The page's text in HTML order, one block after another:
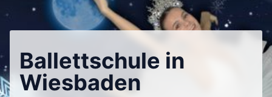
Ballettschule in
Wiesbaden